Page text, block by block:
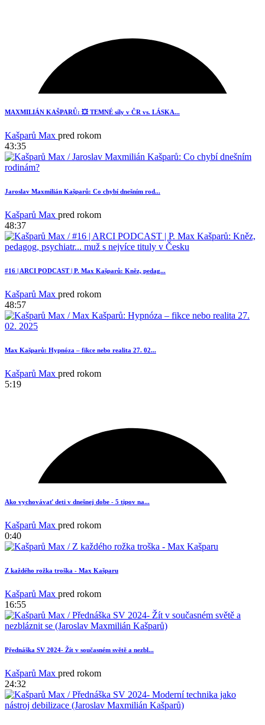
5
MAXMILIÁN KAŠPARŮ: 💥 TEMNÉ síly v ČR vs. LÁSKA...
Kašparů Max pred rokom
43:35
Jaroslav Maxmilián Kašparů: Co chybí dnešním rod...
Kašparů Max pred rokom
48:37
#16 | ARCI PODCAST | P. Max Kašparů: Kněz, pedag...
Kašparů Max pred rokom
48:57
Max Kašparů: Hypnóza – fikce nebo realita 27. 02...
Kašparů Max pred rokom
5:19
20
Ako vychovávať deti v dnešnej dobe - 5 tipov na...
Kašparů Max pred rokom
0:40
Z každého rožka troška - Max Kašparu
Kašparů Max pred rokom
16:55
Přednáška SV 2024- Žít v současném světě a nezbl...
Kašparů Max pred rokom
24:32